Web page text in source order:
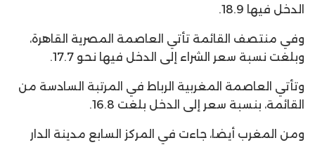
الدخل فيها 18.9.
وفي منتصف القائمة تأتي العاصمة المصرية القاهرة،
وبلغت نسبة سعر الشراء إلى الدخل فيها نحو 17.7.
وتأتي العاصمة المغربية الرباط في المرتبة السادسة من
القائمة، بنسبة سعر إلى الدخل بلغت 16.8.
ومن المغرب أيضا، جاءت في المركز السابع مدينة الدار